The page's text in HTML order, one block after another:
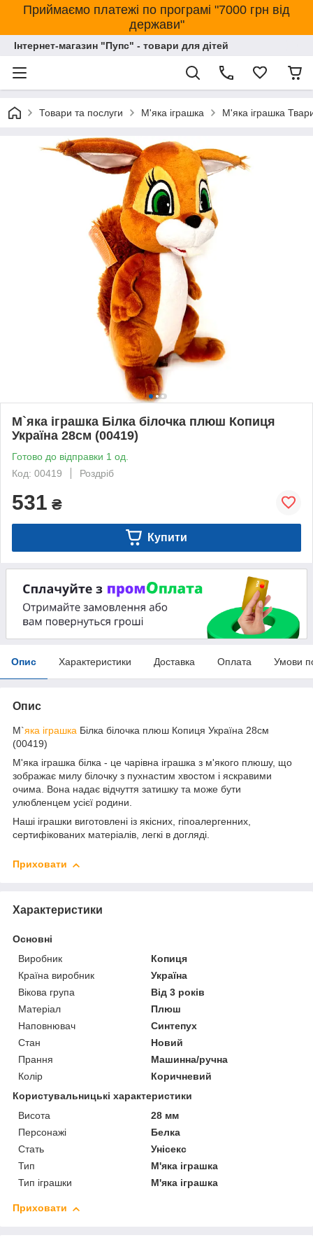
Приймаємо платежі по програмі "7000 грн від
держави"
Інтернет-магазин "Пупс" - товари для дітей
Товари та послуги М'яка іграшка М'яка іграшка
М`яка іграшка Білка білочка плюш Копиця
Україна 28см (00419)
Готово до відправки 1 од.
Код: 00419
Роздріб
531 ₴
Купити
Опис Характеристики Доставка Оплата Умови
Опис
М`яка іграшка Білка білочка плюш Копиця Україна 28см
(00419)
М'яка іграшка білка - це чарівна іграшка з м'якого плюшу, що
зображає милу білочку з пухнастим хвостом і яскравими
очима. Вона надає відчуття затишку та може бути
улюбленцем усієї родини.
Наші іграшки виготовлені із якісних, гіпоалергенних,
сертифікованих матеріалів, легкі в догляді.
Приховати
Характеристики
Основні
Виробник
Копиця
Країна виробник
Україна
Вікова група
Від 3 років
Матеріал
Плюш
Наповнювач
Синтепух
Стан
Новий
Прання
Машинна/ручна
Колір
Коричневий
Користувальницькі характеристики
Висота
28 мм
Персонажі
Белка
Стать
Унісекс
Тип
М'яка іграшка
Тип іграшки
М'яка іграшка
Приховати